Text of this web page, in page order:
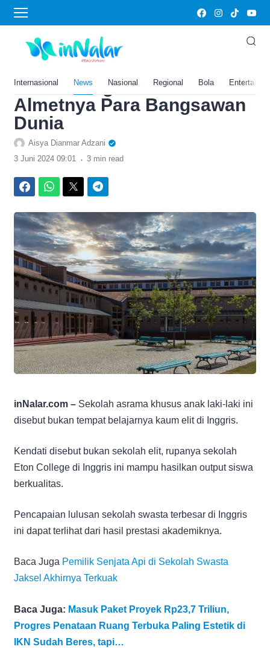
Internasional News Nasional Regional Bola
Home›Edukasi
Tak Mau Disebut Sekolah
Elit di Inggris, Rupanya
Eton College Sukses Jadi
Almetnya Para Bangsawan
Dunia
Aisya Dianmar Adzani
3 Juni 2024 09:01 . 3 min read
inNalar.com – Sekolah asrama khusus anak laki-laki ini
disebut bukan tempat belajarnya kaum elit di Inggris.
Kendati disebut bukan sekolah elit, rupanya sekolah
Eton College di Inggris ini mampu hasilkan output siswa
berkualitas.
Pencapaian lulusan sekolah swasta terbesar di Inggris
ini dapat terlihat dari hasil prestasi akademiknya.
Baca Juga Pemilik Senjata Api di Sekolah Swasta
Jaksel Akhirnya Terkuak
Baca Juga: Masuk Paket Proyek Rp23,7 Triliun,
Progres Penataan Ruang Terbuka Paling Estetik di
IKN Sudah Beres, tapi…